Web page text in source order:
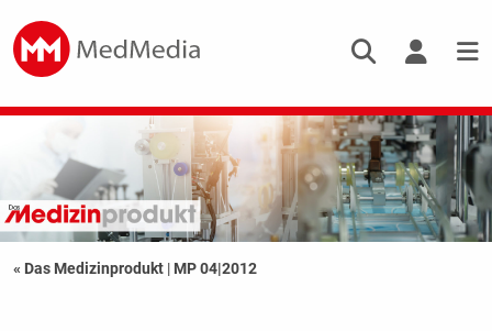
« Das Medizinprodukt | MP 04|2012